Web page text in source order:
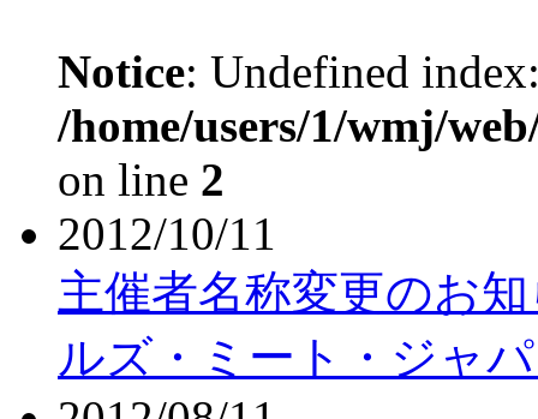
Notice: Undefined
/home/users/1/wmj/
on line 2
2012/10/11
主催者名称変更のお
ルズ・ミート・ジャ